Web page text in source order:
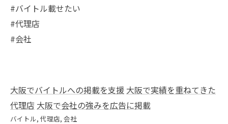
#バイトル載せたい
#代理店
#会社
大阪でバイトルへの掲載を支援 大阪で実績を重ねてきた
代理店 大阪で会社の強みを広告に掲載
バイトル 代理店 会社